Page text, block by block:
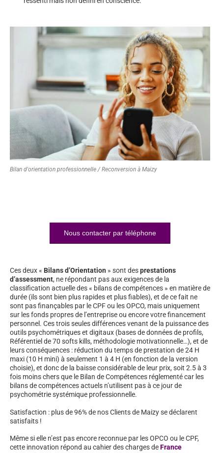
Bilan d'orientation professionnelle / Reconversion à Maizy
Nous contacter par téléphone
Ces deux « Bilans d’Orientation » sont desprestations
d’assessment, ne répondant pas aux exigences de la
classification actuelle des « bilans de compétences » en matière de
durée (ils sont bien plus rapides et plus fiables), et de ce fait ne
sont pas finançables par le CPF ou les OPCO, mais uniquement
sur les fonds propres de l’entreprise ou encore votre financement
personnel. Ces trois seules différences venant de la puissance des
outils psychométriques et digitaux (bases de données de profils,
Référentiel de 70 softs kills, méthodologie motivationnelle…), et de
leurs conséquences : réduction du temps de prestation de 24 H
maxi (10 H mini) à seulement 1 à 4 H (en fonction de la version
choisie), et donc de la baisse considérable de leur prix, soit 2.5 à 3
fois moins chers que le Bilan de Compétences réglementé car les
bilans de compétences actuels n’utilisent pas à ce jour de
psychométrie systémique professionnelle.
Satisfaction : plus de 96% de nos Clients de Maizy se déclarent
satisfaits !
Même si elle n’est pas encore reconnue par les OPCO ou le CPF,
cette innovation répond au cahier des charges deFrance